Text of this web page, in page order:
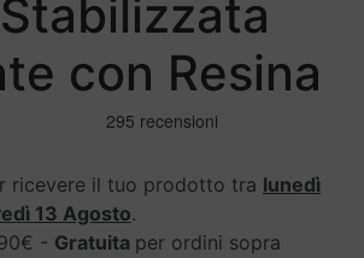
con Resina
ricevere il tuo prodotto tra lunedì
13 Agosto.
- Gratuita per ordini sopra